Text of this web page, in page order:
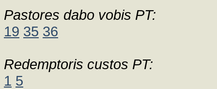
Pastores dabo vobis PT:
19 35 36
Redemptoris custos PT:
1 5